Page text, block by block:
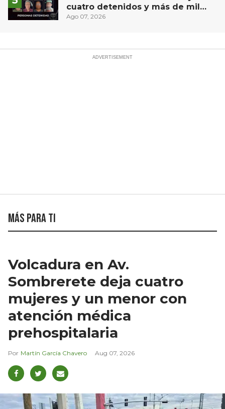
cuatro detenidos y más de mil
dosis aseguradas en Querétaro
Ago 07, 2026
Más para ti
Volcadura en Av.
Sombrerete deja cuatro
mujeres y un menor con
atención médica
prehospitalaria
Martín García Chavero Aug 07, 2026